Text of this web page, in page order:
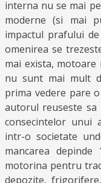
interna nu se mai
moderne (si mai
impactul prafului
omenirea se
mai exista,
nu sunt mai mult
prima vedere pare
autorul reuseste sa
consecintelor unui
intr-o societate
mancarea depinde
motorina pentru
depozite,